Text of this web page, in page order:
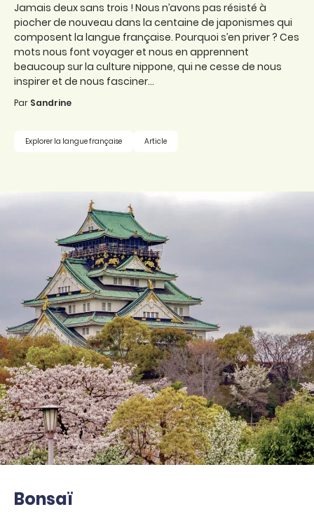
Jamais deux sans trois ! Nous n’avons pas résisté à
piocher de nouveau dans la centaine de japonismes qui
composent la langue française. Pourquoi s’en priver ? Ces
mots nous font voyager et nous en apprennent
beaucoup sur la culture nippone, qui ne cesse de nous
inspirer et de nous fasciner...
Par Sandrine
Explorer la langue française Article
Bonsaï